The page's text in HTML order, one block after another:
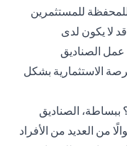
للمستثمرين
لا يكون لدى
عمل الصناديق
الاستثمارية بشكل
ببساطة، الصناديق
من العديد من الأفراد